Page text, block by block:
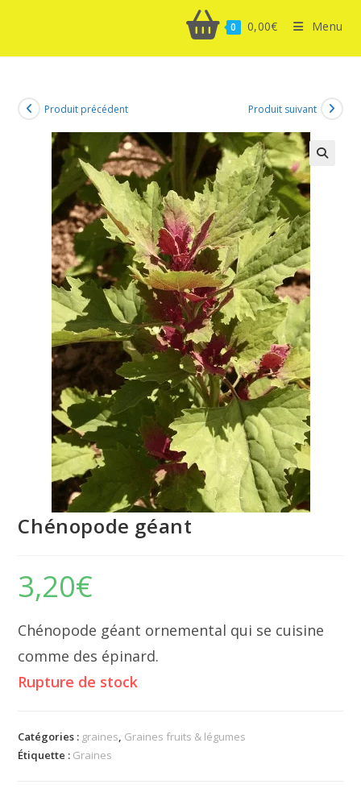
0 0,00€ Menu
Produit précédent Produit suivant
Chénopode géant
3,20€
Chénopode géant ornemental qui se cuisine
comme des épinard.
Rupture de stock
Catégories : graines, Graines fruits & légumes
Étiquette : Graines